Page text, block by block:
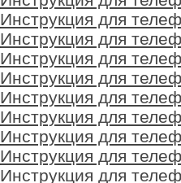
Инструкция для
Инструкция для
Инструкция для
Инструкция для
Инструкция для
Инструкция для
Инструкция для
Инструкция для
Инструкция для